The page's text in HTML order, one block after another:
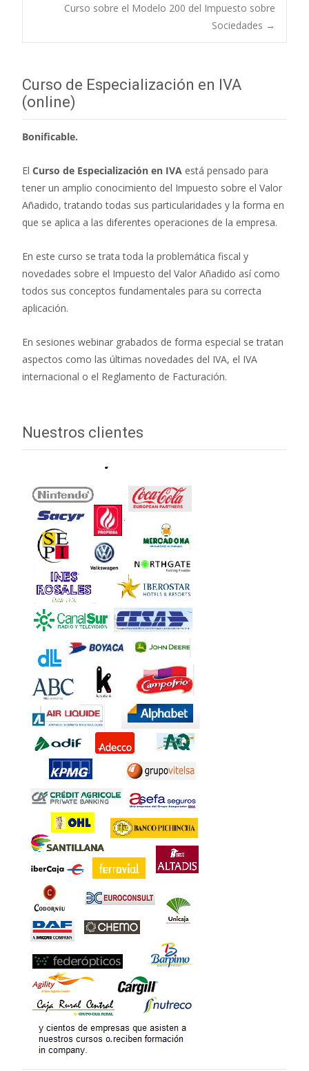
Navegación de
entradas
Curso sobre el Modelo 200 del Impuesto sobre
Sociedades →
Curso de Especialización en IVA
(online)
Bonificable.
El Curso de Especialización en IVA está pensado para
tener un amplio conocimiento del Impuesto sobre el Valor
Añadido, tratando todas sus particularidades y la forma en
que se aplica a las diferentes operaciones de la empresa.
En este curso se trata toda la problemática fiscal y
novedades sobre el Impuesto del Valor Añadido así como
todos sus conceptos fundamentales para su correcta
aplicación.
En sesiones webinar grabados de forma especial se tratan
aspectos como las últimas novedades del IVA, el IVA
internacional o el Reglamento de Facturación.
Nuestros clientes